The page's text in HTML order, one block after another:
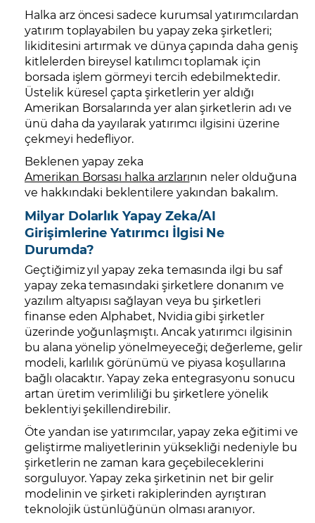
Halka arz öncesi sadece kurumsal yatırımcılardan
yatırım toplayabilen bu yapay zeka şirketleri;
likiditesini artırmak ve dünya çapında daha geniş
kitlelerden bireysel katılımcı toplamak için
borsada işlem görmeyi tercih edebilmektedir.
Üstelik küresel çapta şirketlerin yer aldığı
Amerikan Borsalarında yer alan şirketlerin adı ve
ünü daha da yayılarak yatırımcı ilgisini üzerine
çekmeyi hedefliyor.
Beklenen yapay zeka
Amerikan Borsası halka arzlarının neler olduğuna
ve hakkındaki beklentilere yakından bakalım.
Milyar Dolarlık Yapay Zeka/AI
Girişimlerine Yatırımcı İlgisi Ne
Durumda?
Geçtiğimiz yıl yapay zeka temasında ilgi bu saf
yapay zeka temasındaki şirketlere donanım ve
yazılım altyapısı sağlayan veya bu şirketleri
finanse eden Alphabet, Nvidia gibi şirketler
üzerinde yoğunlaşmıştı. Ancak yatırımcı ilgisinin
bu alana yönelip yönelmeyeceği; değerleme, gelir
modeli, karlılık görünümü ve piyasa koşullarına
bağlı olacaktır. Yapay zeka entegrasyonu sonucu
artan üretim verimliliği bu şirketlere yönelik
beklentiyi şekillendirebilir.
Öte yandan ise yatırımcılar, yapay zeka eğitimi ve
geliştirme maliyetlerinin yüksekliği nedeniyle bu
şirketlerin ne zaman kara geçebileceklerini
sorguluyor. Yapay zeka şirketinin net bir gelir
modelinin ve şirketi rakiplerinden ayrıştıran
teknolojik üstünlüğünün olması aranıyor.